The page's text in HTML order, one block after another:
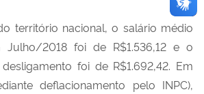
território nacional, o salário médio
Julho/2018 foi de R$1.536,12 e o
foi de R$1.692,42. Em
deflacionamento pelo INPC),